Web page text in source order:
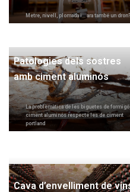
Metre, nivell, plomada i... ara també un dron?
Patologies dels sostres
amb ciment aluminós
La problemàtica de les biguetes de formigó
ciment aluminós respecte les de ciment
portland
Cava d’envelliment de